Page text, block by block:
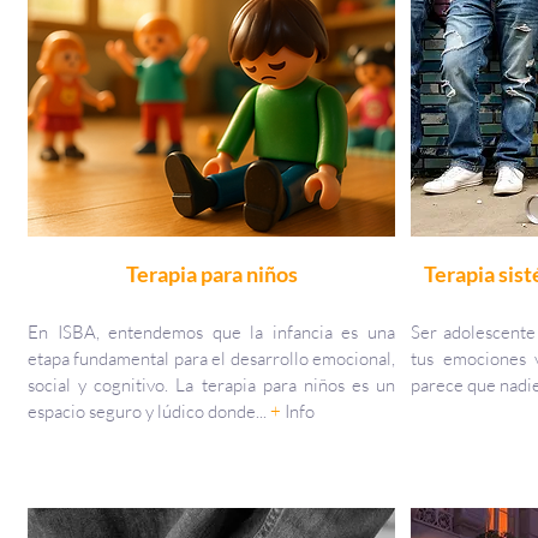
Terapia para niños Terapia
En ISBA, entendemos que la infancia es una
etapa fundamental para el desarrollo emocional,
social y cognitivo. La terapia para niños es un
espacio seguro y lúdico donde... + Info
Ser
tus
parece que